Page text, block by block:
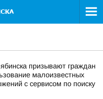
призывают граждан
малоизвестных
с сервисом по поиску